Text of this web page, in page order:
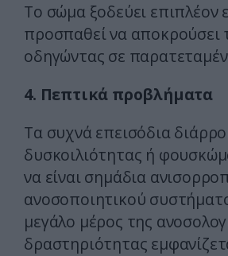
Το σώμα ξοδεύει επιπλέον
προσπαθεί να αποκρούσει
οδηγώντας σε
4. Πεπτικά προβλήματα
Τα συχνά επεισόδια
δυσκοιλιότητας ή
να είναι σημάδια
ανοσοποιητικού
μεγάλο μέρος της
δραστηριότητας